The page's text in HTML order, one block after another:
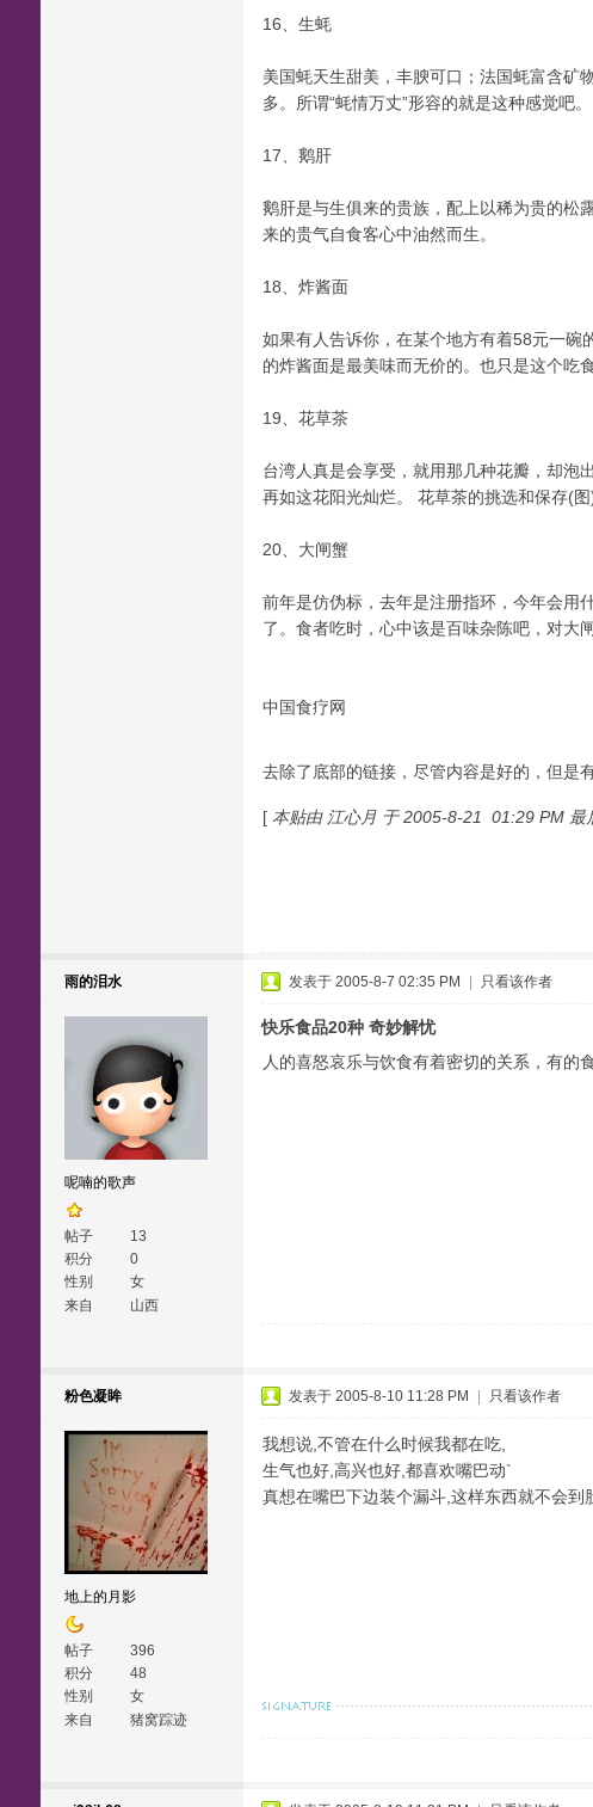
16、生蚝
美国蚝天生甜美，丰腴可口；法国蚝富含矿
多。所谓“蚝情万丈”形容的就是这种感觉吧。
17、鹅肝
鹅肝是与生俱来的贵族，配上以稀为贵的松
来的贵气自食客心中油然而生。
18、炸酱面
如果有人告诉你，在某个地方有着58元一碗
的炸酱面是最美味而无价的。也只是这个吃
19、花草茶
台湾人真是会享受，就用那几种花瓣，却泡
再如这花阳光灿烂。 花草茶的挑选和保存(
20、大闸蟹
前年是仿伪标，去年是注册指环，今年会用
了。食者吃时，心中该是百味杂陈吧，对大
中国食疗网
去除了底部的链接，尽管内容是好的，但是
[本贴由 江心月 于 2005-8-21 01:29 PM 最
雨的泪水
呢喃的歌声
帖子
13
积分
0
性别
女
来自
山西
发表于 2005-8-7 02:35 PM 只看该作者
快乐食品20种 奇妙解忧
人的喜怒哀乐与饮食有着密切的关系，有的
粉色凝眸
地上的月影
帖子
396
积分
48
性别
女
来自
猪窝踪迹
发表于 2005-8-10 11:28 PM 只看该作者
我想说,不管在什么时候我都在吃,
生气也好,高兴也好,都喜欢嘴巴动`
真想在嘴巴下边装个漏斗,这样东西就不会到